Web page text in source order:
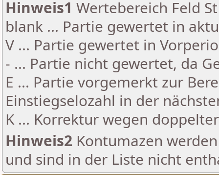
Hinweis1 Wertebereich Feld
blank ... Partie gewertet in
V ... Partie gewertet in
- ... Partie nicht gewertet, da
E ... Partie vorgemerkt zur
Einstiegselozahl in der
K ... Korrektur wegen
Hinweis2 Kontumazen
und sind in der Liste nicht